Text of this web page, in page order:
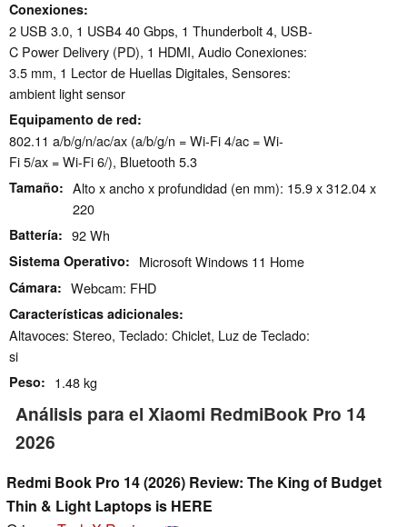
Conexiones
2 USB 3.0, 1 USB4 40 Gbps, 1 Thunderbolt 4, USB-
C Power Delivery (PD), 1 HDMI, Audio Conexiones:
3.5 mm, 1 Lector de Huellas Digitales, Sensores:
ambient light sensor
Equipamento de red
802.11 a/b/g/n/ac/ax (a/b/g/n = Wi-Fi 4/ac = Wi-
Fi 5/ax = Wi-Fi 6/), Bluetooth 5.3
Tamaño
Alto x ancho x profundidad (en mm): 15.9 x 312.04 x
220
Battería 92 Wh
Sistema Operativo Microsoft Windows 11 Home
Cámara Webcam: FHD
Características adicionales
Altavoces: Stereo, Teclado: Chiclet, Luz de Teclado:
si
Peso 1.48 kg
Análisis para el Xiaomi RedmiBook Pro 14
2026
Redmi Book Pro 14 (2026) Review: The King of Budget
Thin & Light Laptops is HERE